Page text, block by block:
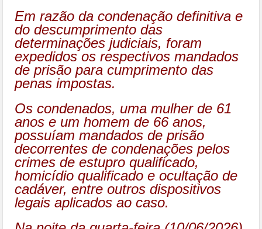
Em razão da condenação definitiva e
do descumprimento das
determinações judiciais, foram
expedidos os respectivos mandados
de prisão para cumprimento das
penas impostas.
Os condenados, uma mulher de 61
anos e um homem de 66 anos,
possuíam mandados de prisão
decorrentes de condenações pelos
crimes de estupro qualificado,
homicídio qualificado e ocultação de
cadáver, entre outros dispositivos
legais aplicados ao caso.